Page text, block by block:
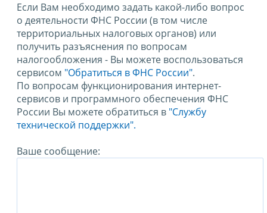
Если Вам необходимо задать какой-либо вопрос
о деятельности ФНС России (в том числе
территориальных налоговых органов) или
получить разъяснения по вопросам
налогообложения - Вы можете воспользоваться
сервисом "Обратиться в ФНС России".
По вопросам функционирования интернет-
сервисов и программного обеспечения ФНС
России Вы можете обратиться в "Службу
технической поддержки".
Ваше сообщение: